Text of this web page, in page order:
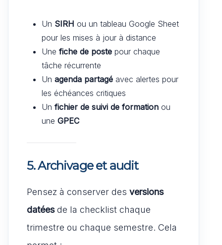
Un SIRH ou un tableau Google Sheet
pour les mises à jour à distance
Une fiche de poste pour chaque
tâche récurrente
Un agenda partagé avec alertes pour
les échéances critiques
Un fichier de suivi de formation ou
une GPEC
5. Archivage et audit
Pensez à conserver des versions
datéesde la checklist chaque
trimestre ou chaque semestre. Cela